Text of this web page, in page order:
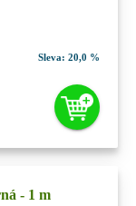
Sleva: 20,0 %
- 1 m